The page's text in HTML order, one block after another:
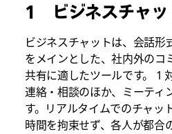
1 ビジネスチャッ
ビジネスチャットは、会話形
をメインとした、社内外のコ
共有に適したツールです。 1
連絡・相談のほか、ミーティ
す。リアルタイムでのチャッ
時間を拘束せず、各人が都合